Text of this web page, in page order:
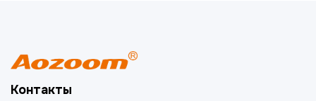
Контакты